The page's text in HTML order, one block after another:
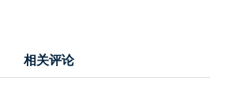
相关评论